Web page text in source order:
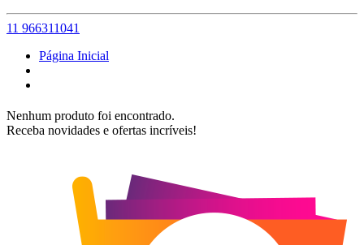
11 966311041
Página Inicial
Nenhum produto foi encontrado.
Receba novidades e ofertas incríveis!